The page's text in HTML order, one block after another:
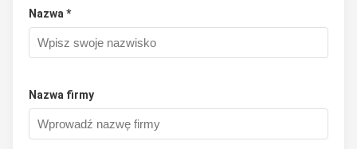
Nazwa *
Nazwa firmy